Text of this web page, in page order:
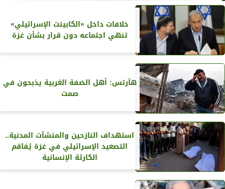
خلافات داخل «الكابينت الإسرائيلي»
تنهي اجتماعه دون قرار بشأن غزة
هآرتس: أهل الضفة الغربية يذبحون في
صمت
استهداف النازحين والمنشآت المدنية..
التصعيد الإسرائيلي في غزة يُفاقم
الكارثة الإنسانية